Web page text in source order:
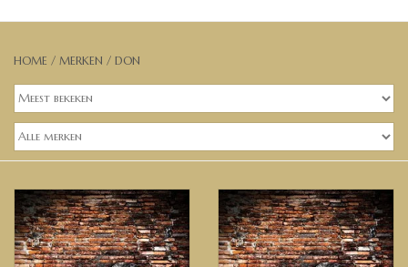
Bartafels
Banken, stoelen &
(Bar)krukken
Plantenbakken
HOME / MERKEN / DON